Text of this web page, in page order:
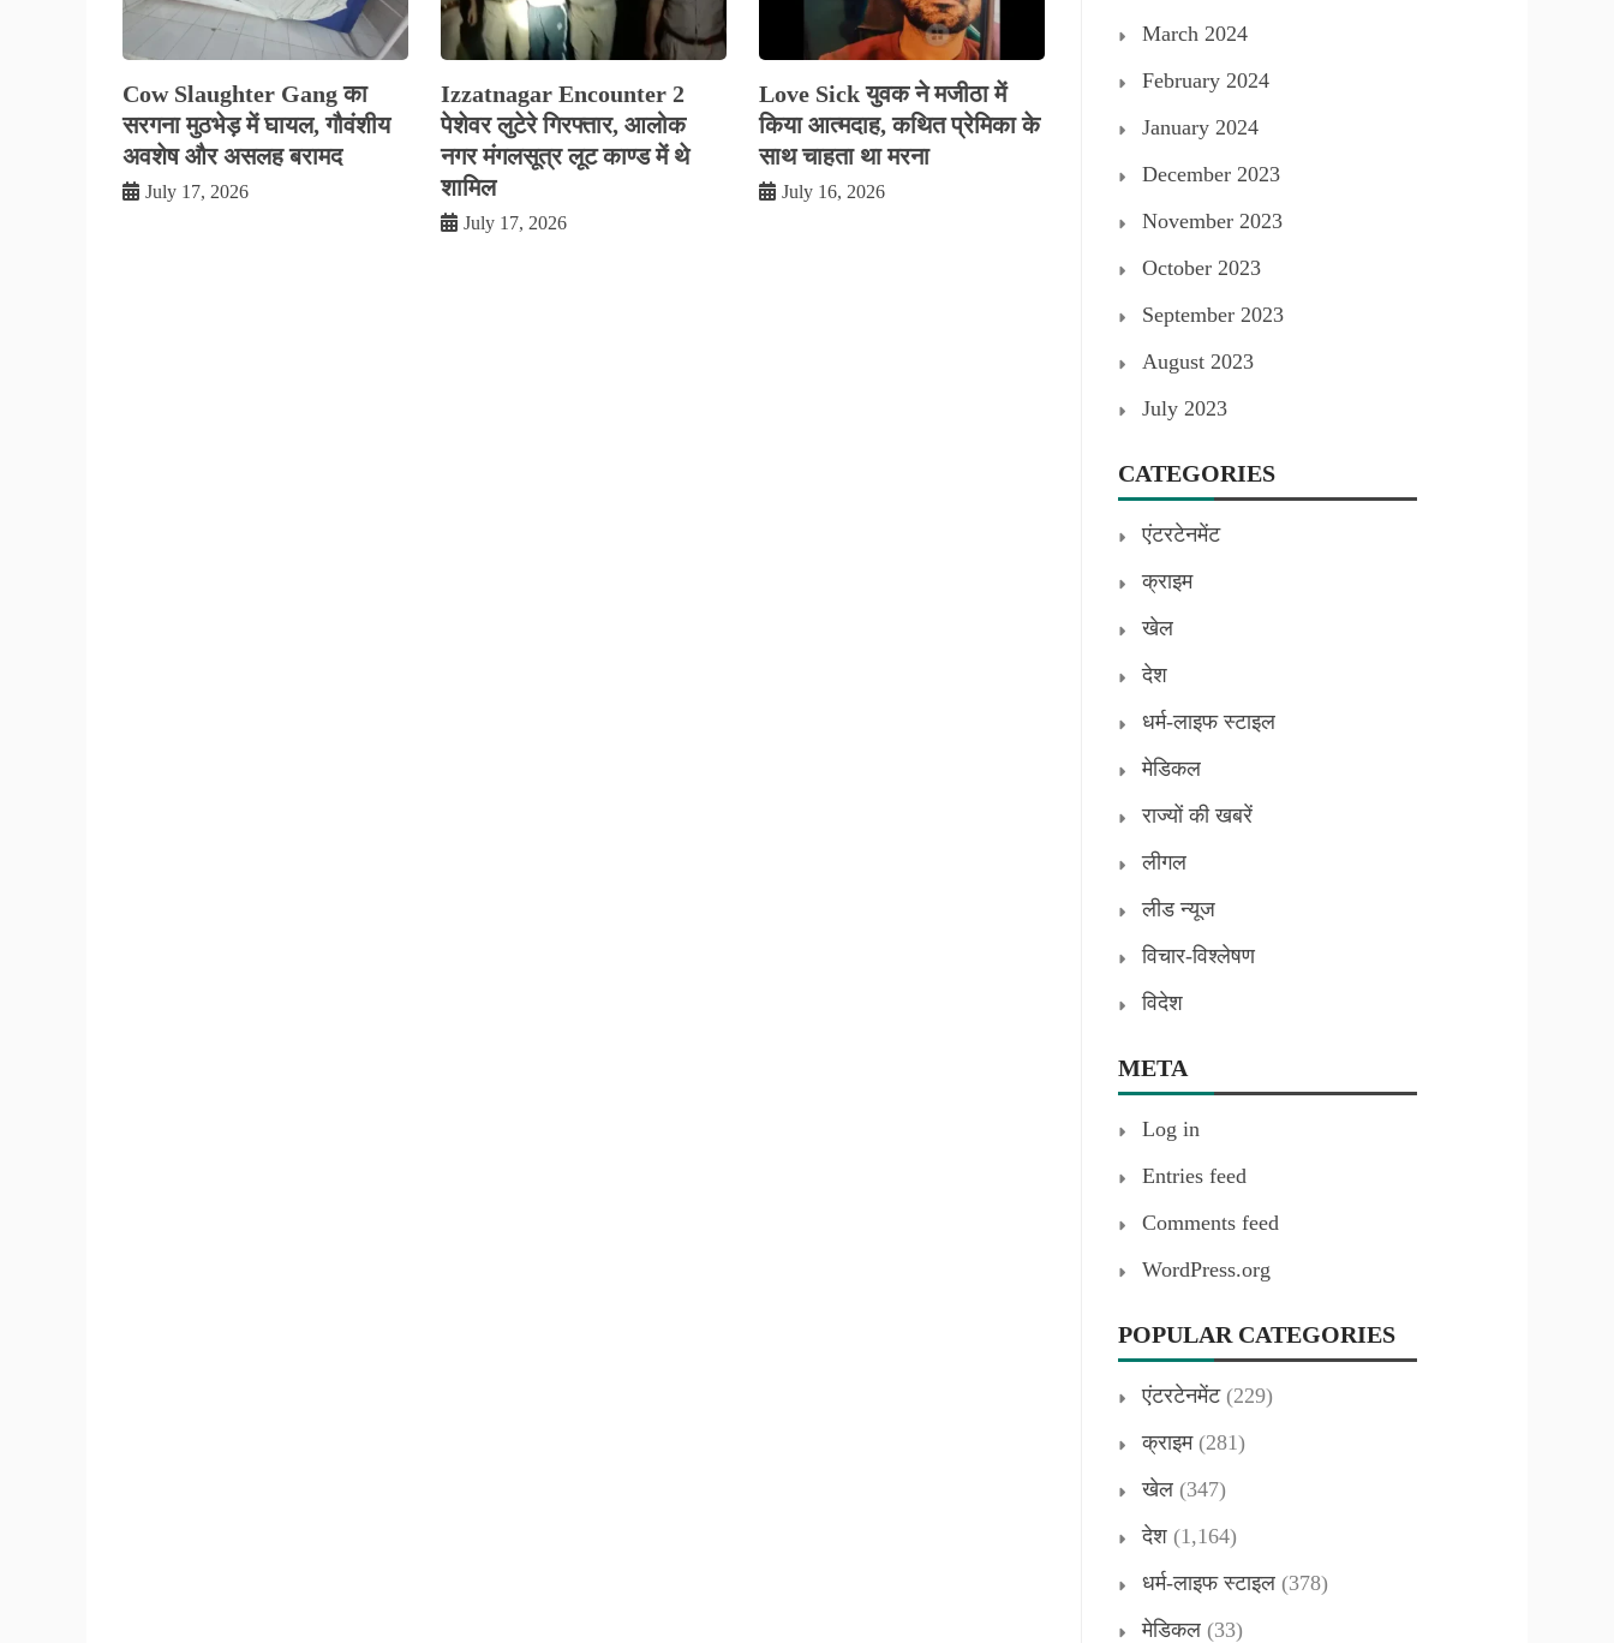
Cow Slaughter Gang का
सरगना मुठभेड़ में घायल, गौवंशीय
अवशेष और असलह बरामद
July 17, 2026
Izzatnagar Encounter 2
पेशेवर लुटेरे गिरफ्तार, आलोक
नगर मंगलसूत्र लूट काण्‍ड में थे
शामिल
July 17, 2026
Love Sick युवक ने मजीठा में
किया आत्मदाह, कथित प्रेमिका के
साथ चाहता था मरना
July 16, 2026
March 2024
February 2024
January 2024
December 2023
November 2023
October 2023
September 2023
August 2023
July 2023
CATEGORIES
एंटरटेनमेंट
क्राइम
खेल
देश
धर्म-लाइफ स्टाइल
मेडिकल
राज्यों की खबरें
लीगल
लीड न्यूज
विचार-विश्लेषण
विदेश
META
Log in
Entries feed
Comments feed
WordPress.org
POPULAR CATEGORIES
एंटरटेनमेंट(229)
क्राइम(281)
खेल (347)
देश (1,164)
धर्म-लाइफ स्टाइल (378)
मेडिकल (33)